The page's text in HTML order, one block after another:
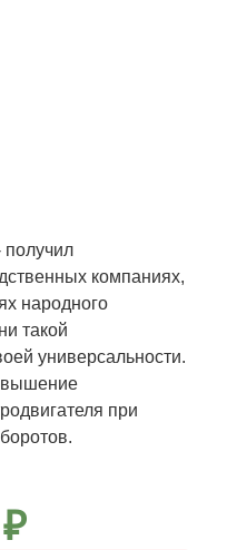
получил
компаниях,
народного
такой
универсальности.
при
₽